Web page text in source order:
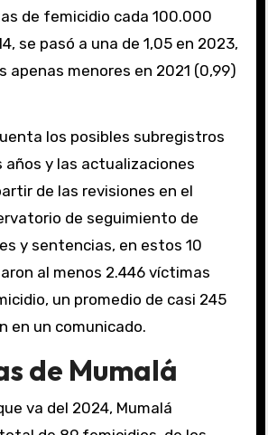
de femicidio cada 100.000
se pasó a una de 1,05 en 2023,
apenas menores en 2021 (0,99)
los posibles subregistros
años y las actualizaciones
de las revisiones en el
de seguimiento de
y sentencias, en estos 10
al menos 2.446 víctimas
un promedio de casi 245
en un comunicado.
de Mumalá
va del 2024, Mumalá